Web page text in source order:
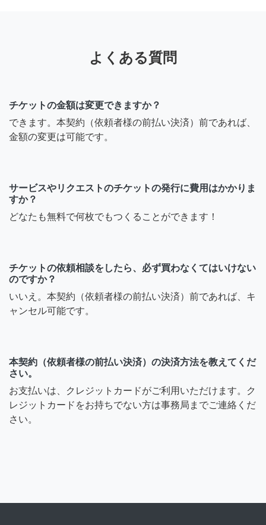
よくある質問
チケットの金額は変更できますか？
できます。本契約（依頼者様の前払い決済）前であれば、
金額の変更は可能です。
サービスやリクエストのチケットの発行に費用はかかりま
すか？
どなたも無料で何枚でもつくることができます！
チケットの依頼相談をしたら、必ず買わなくてはいけない
のですか？
いいえ。本契約（依頼者様の前払い決済）前であれば、キ
ャンセル可能です。
本契約（依頼者様の前払い決済）の決済方法を教えてくだ
さい。
お支払いは、クレジットカードがご利用いただけます。ク
レジットカードをお持ちでない方は事務局までご連絡くだ
さい。